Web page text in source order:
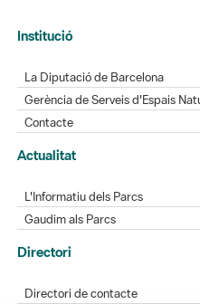
Gerència de Serveis d'Espais
Actualitat
L'Informatiu dels Parcs
Gaudim als Parcs
Directori de contacte
Xarxes socials
Bústia de suggeriments